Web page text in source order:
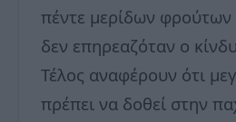
πέντε μερίδων φρούτων
δεν επηρεαζόταν ο
Τέλος αναφέρουν ότι
πρέπει να δοθεί στην